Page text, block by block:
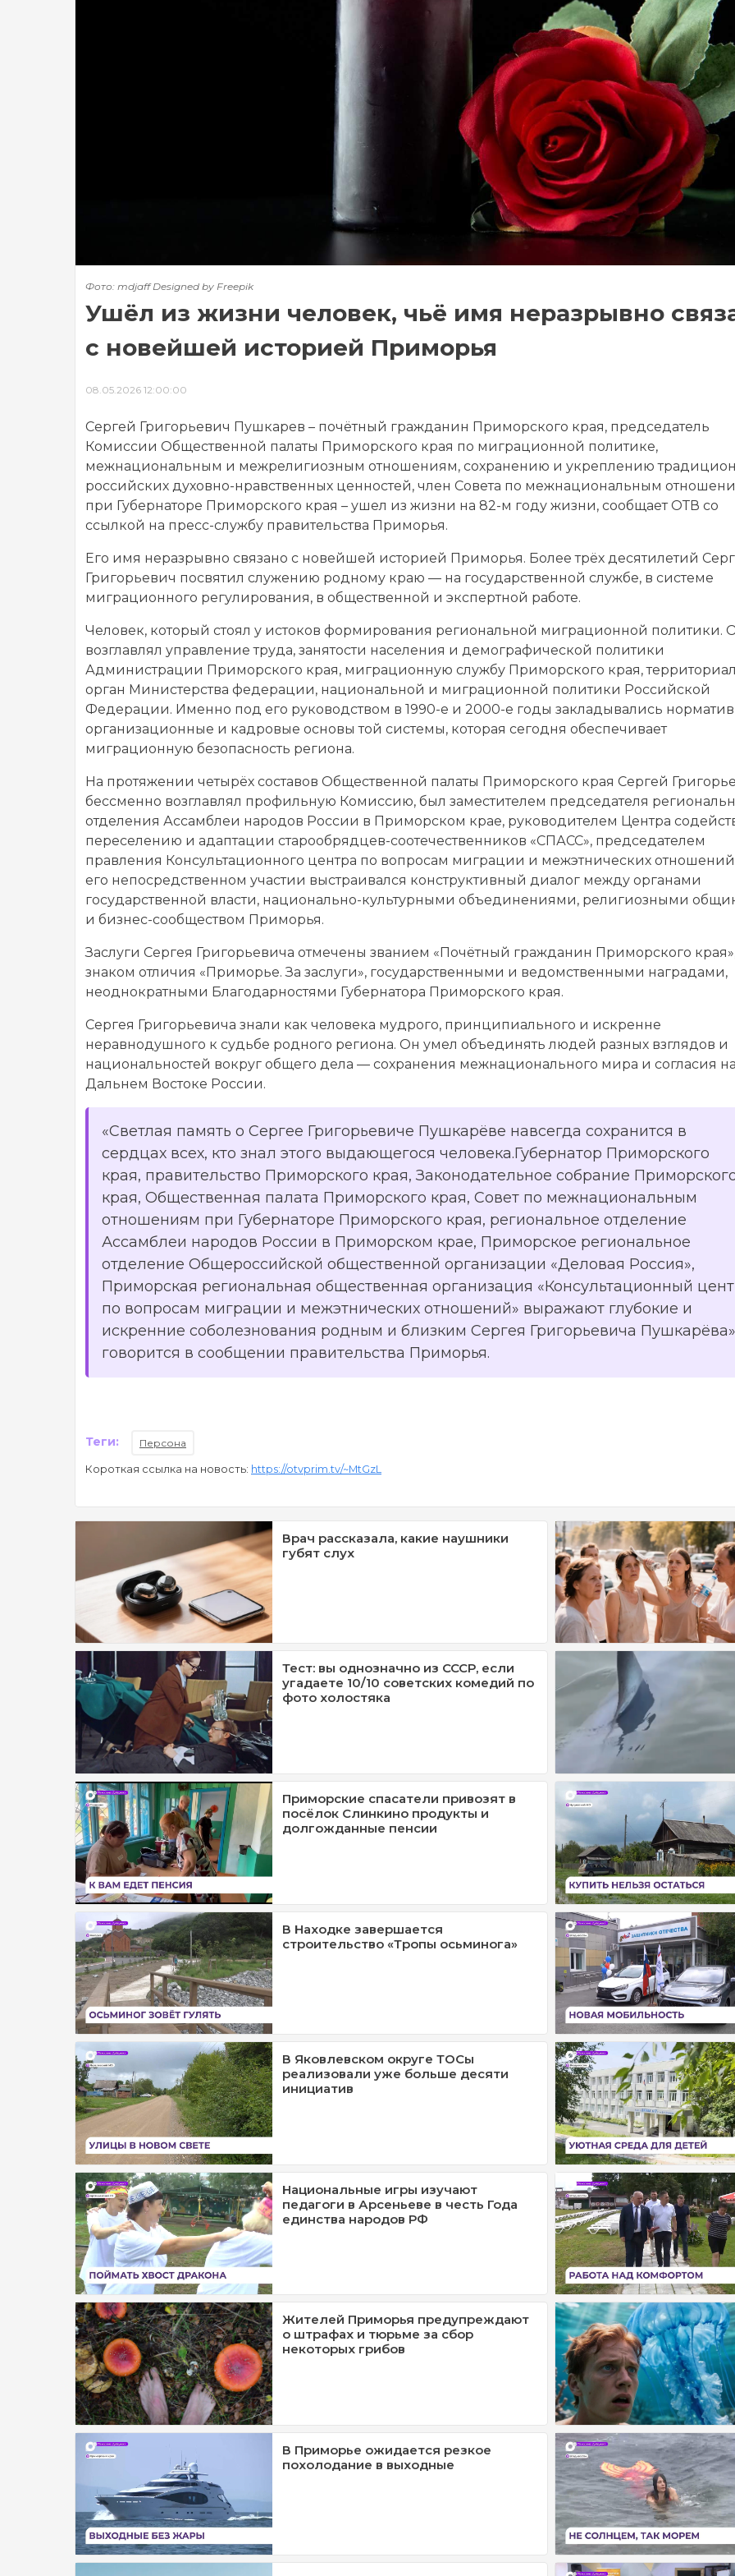
Фото: mdjaff Designed by Freepik
Ушёл из жизни человек, чьё имя неразрывно
с новейшей историей Приморья
08.05.2026 12:00:00
Сергей Григорьевич Пушкарев – почётный гражданин Приморского края, председатель
Комиссии Общественной палаты Приморского края по миграционной политике,
межнациональным и межрелигиозным отношениям, сохранению и укреплению
российских духовно-нравственных ценностей, член Совета по межнациональным
при Губернаторе Приморского края – ушел из жизни на 82-м году жизни, сообщает ОТВ со
ссылкой на пресс-службу правительства Приморья.
Его имя неразрывно связано с новейшей историей Приморья. Более трёх десятилетий
Григорьевич посвятил служению родному краю — на государственной службе, в системе
миграционного регулирования, в общественной и экспертной работе.
Человек, который стоял у истоков формирования региональной миграционной политики.
возглавлял управление труда, занятости населения и демографической политики
Администрации Приморского края, миграционную службу Приморского края,
орган Министерства федерации, национальной и миграционной политики Российской
Федерации. Именно под его руководством в 1990-е и 2000-е годы закладывались
организационные и кадровые основы той системы, которая сегодня обеспечивает
миграционную безопасность региона.
На протяжении четырёх составов Общественной палаты Приморского края Сергей
бессменно возглавлял профильную Комиссию, был заместителем председателя
отделения Ассамблеи народов России в Приморском крае, руководителем Центра
переселению и адаптации старообрядцев-соотечественников «СПАСС», председателем
правления Консультационного центра по вопросам миграции и межэтнических
его непосредственном участии выстраивался конструктивный диалог между органами
государственной власти, национально-культурными объединениями, религиозными
и бизнес-сообществом Приморья.
Заслуги Сергея Григорьевича отмечены званием «Почётный гражданин Приморского
знаком отличия «Приморье. За заслуги», государственными и ведомственными наградами,
неоднократными Благодарностями Губернатора Приморского края.
Сергея Григорьевича знали как человека мудрого, принципиального и искренне
неравнодушного к судьбе родного региона. Он умел объединять людей разных взглядов и
национальностей вокруг общего дела — сохранения межнационального мира и согласия на
Дальнем Востоке России.
«Светлая память о Сергее Григорьевиче Пушкарёве навсегда сохранится в
сердцах всех, кто знал этого выдающегося человека.Губернатор Приморского
края, правительство Приморского края, Законодательное собрание
края, Общественная палата Приморского края, Совет по межнациональным
отношениям при Губернаторе Приморского края, региональное отделение
Ассамблеи народов России в Приморском крае, Приморское региональное
отделение Общероссийской общественной организации «Деловая Россия»,
Приморская региональная общественная организация «Консультационный
по вопросам миграции и межэтнических отношений» выражают глубокие и
искренние соболезнования родным и близким Сергея Григорьевича
говорится в сообщении правительства Приморья.
Теги: Персона
Короткая ссылка на новость: https://otvprim.tv/~MtGzL
Врач рассказала, какие наушники
губят слух
Тест: вы однозначно из СССР, если
угадаете 10/10 советских комедий по
фото холостяка
Приморские спасатели привозят в
посёлок Слинкино продукты и
долгожданные пенсии
В Находке завершается
строительство «Тропы осьминога»
В Яковлевском округе ТОСы
реализовали уже больше десяти
инициатив
Национальные игры изучают
педагоги в Арсеньеве в честь Года
единства народов РФ
Жителей Приморья предупреждают
о штрафах и тюрьме за сбор
некоторых грибов
В Приморье ожидается резкое
похолодание в выходные